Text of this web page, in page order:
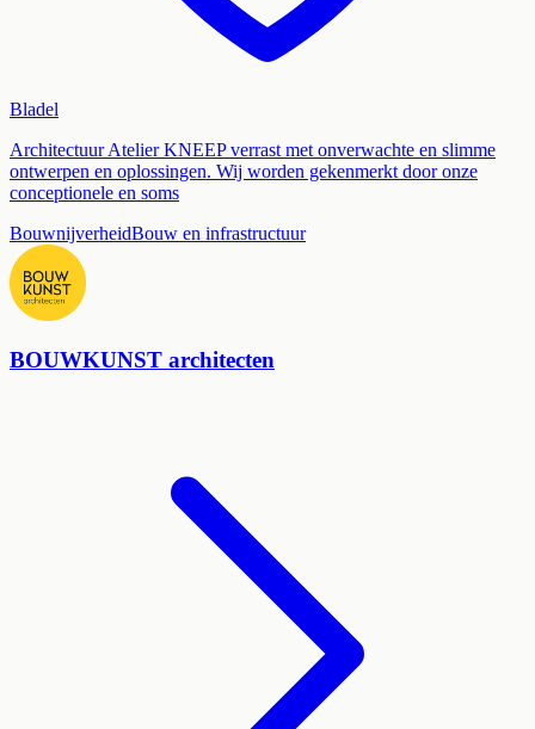
Bladel
Architectuur Atelier KNEEP verrast met onverwachte en slimme
ontwerpen en oplossingen. Wij worden gekenmerkt door onze
conceptionele en soms
BouwnijverheidBouw en infrastructuur
BOUWKUNST architecten